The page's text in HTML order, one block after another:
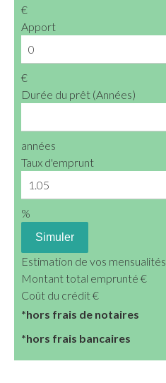
*hors frais de notaires
*hors frais bancaires
€
Apport
€
Durée du prêt (Années)
années
Taux d'emprunt
%
Simuler
Estimation de vos mensualités
Montant total emprunté €
Coût du crédit€